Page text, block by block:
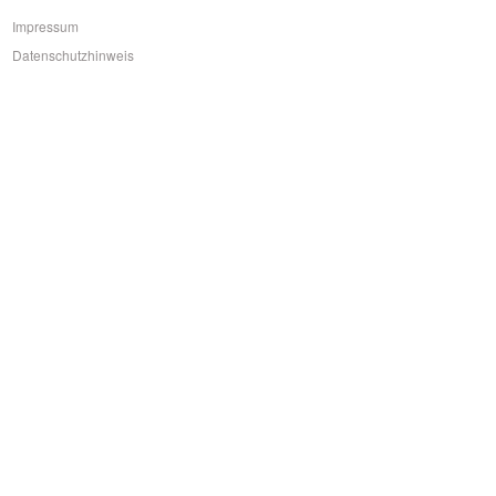
Impressum
Datenschutzhinweis